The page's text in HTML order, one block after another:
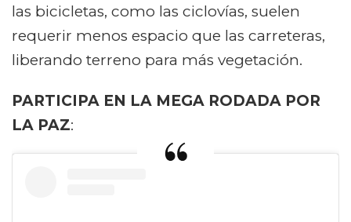
las bicicletas, como las ciclovías, suelen
requerir menos espacio que las carreteras,
liberando terreno para más vegetación.
PARTICIPA EN LA MEGA RODADA POR
LA PAZ: